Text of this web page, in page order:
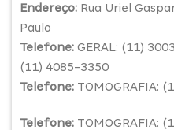
Endereço: Rua Uriel
Paulo
Telefone: GERAL: (11)
(11) 4085-3350
Telefone: TOMOGRAFIA:
Telefone: TOMOGRAFIA: